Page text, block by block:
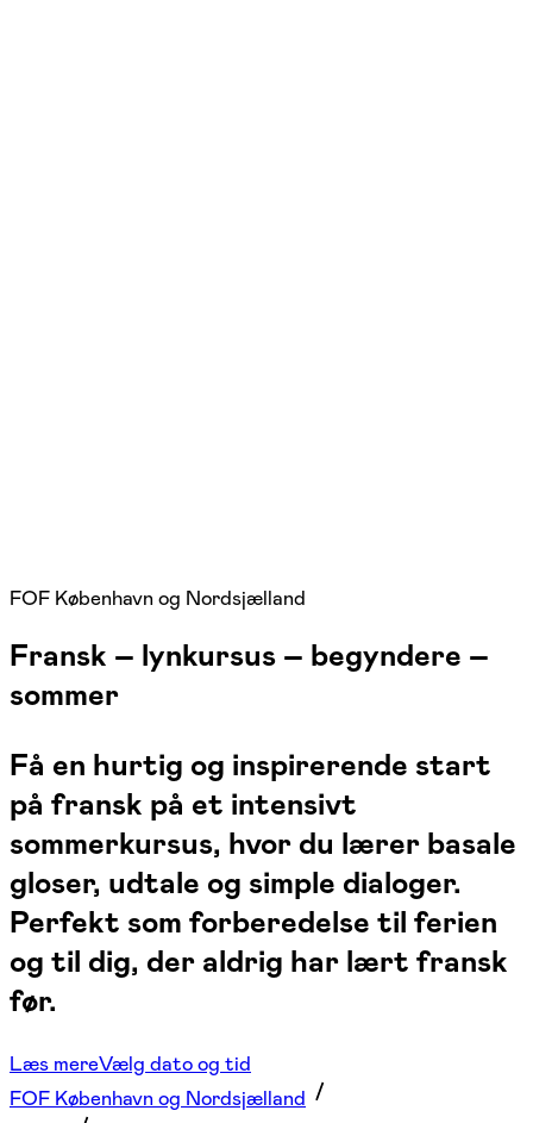
FOF København og Nordsjælland
Fransk – lynkursus – begyndere –
sommer
Få en hurtig og inspirerende start
på fransk på et intensivt
sommerkursus, hvor du lærer basale
gloser, udtale og simple dialoger.
Perfekt som forberedelse til ferien
og til dig, der aldrig har lært fransk
før.
Læs mereVælg dato og tid
FOF København og Nordsjælland